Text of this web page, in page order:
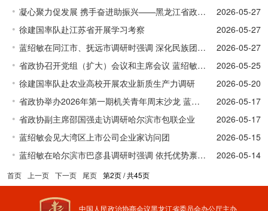
凝心聚力促发展 携手奋进助振兴——黑龙江省政协联谊会七届七次理事会（扩大）会议在哈召开
2026-05-27
徐建国率队赴江苏省开展学习考察
2026-05-27
蓝绍敏在同江市、抚远市调研时强调 深化民族团结进步创建 促进高质量兴边富民
2026-05-27
省政协召开党组（扩大）会议和主席会议 蓝绍敏主持并讲话
2026-05-25
徐建国率队赴农业高校开展农业新质生产力调研
2026-05-20
省政协举办2026年第一期机关青年周末沙龙 蓝绍敏出席并讲话
2026-05-17
省政协副主席邵国强走访调研哈尔滨市包联企业
2026-05-17
蓝绍敏会见大湾区上市公司企业家访问团
2026-05-15
蓝绍敏在哈尔滨市巴彦县调研时强调 依托优势禀赋 挖掘经济潜能 推动县域经济高质量发展
2026-05-14
首页 上一页 下一页 尾页 第2页 / 共45页
中国人民政治协商会议黑龙江省委员会办公厅主办